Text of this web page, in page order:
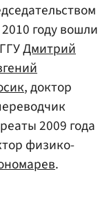
2010 году вошли
Дмитрий
, доктор
2009 года
физико-
.